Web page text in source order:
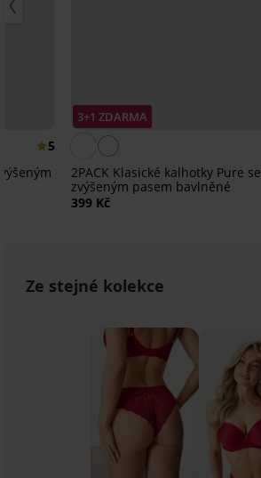
5
3+1 ZDARMA
2PACK Klasické kalhotky Pure se
zvýšeným pasem bavlněné
399 Kč
Ze stejné kolekce